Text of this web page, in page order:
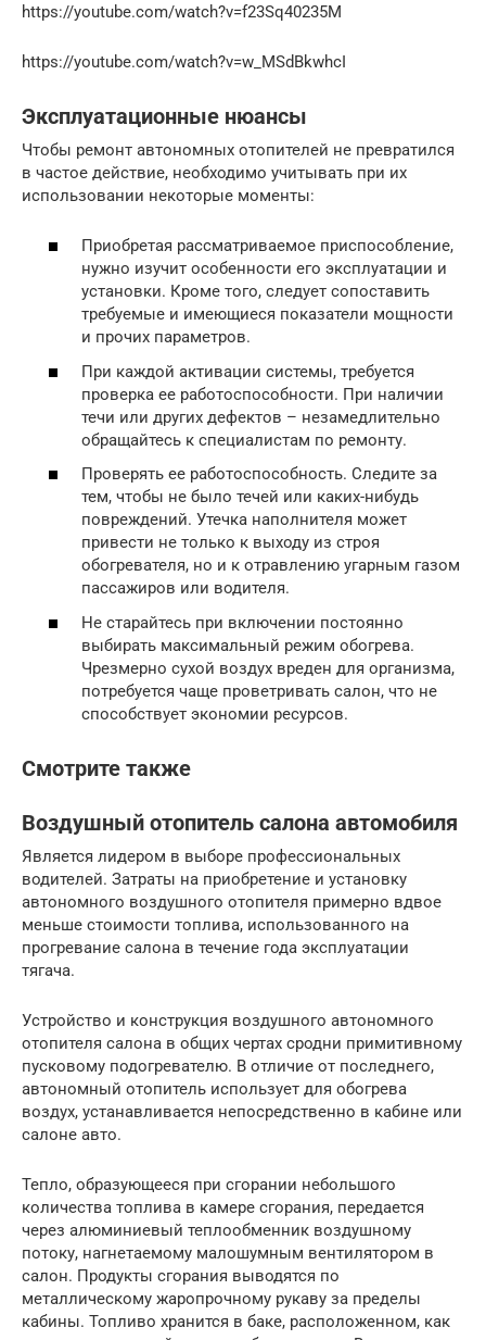
https://youtube.com/watch?v=f23Sq40235M
https://youtube.com/watch?v=w_MSdBkwhcI
Эксплуатационные нюансы
Чтобы ремонт автономных отопителей не превратился
в частое действие, необходимо учитывать при их
использовании некоторые моменты:
Приобретая рассматриваемое приспособление,
нужно изучит особенности его эксплуатации и
установки. Кроме того, следует сопоставить
требуемые и имеющиеся показатели мощности
и прочих параметров.
При каждой активации системы, требуется
проверка ее работоспособности. При наличии
течи или других дефектов – незамедлительно
обращайтесь к специалистам по ремонту.
Проверять ее работоспособность. Следите за
тем, чтобы не было течей или каких-нибудь
повреждений. Утечка наполнителя может
привести не только к выходу из строя
обогревателя, но и к отравлению угарным газом
пассажиров или водителя.
Не старайтесь при включении постоянно
выбирать максимальный режим обогрева.
Чрезмерно сухой воздух вреден для организма,
потребуется чаще проветривать салон, что не
способствует экономии ресурсов.
Смотрите также
Воздушный отопитель салона автомобиля
Является лидером в выборе профессиональных
водителей. Затраты на приобретение и установку
автономного воздушного отопителя примерно вдвое
меньше стоимости топлива, использованного на
прогревание салона в течение года эксплуатации
тягача.
Устройство и конструкция воздушного автономного
отопителя салона в общих чертах сродни примитивному
пусковому подогревателю. В отличие от последнего,
автономный отопитель использует для обогрева
воздух, устанавливается непосредственно в кабине или
салоне авто.
Тепло, образующееся при сгорании небольшого
количества топлива в камере сгорания, передается
через алюминиевый теплообменник воздушному
потоку, нагнетаемому малошумным вентилятором в
салон. Продукты сгорания выводятся по
металлическому жаропрочному рукаву за пределы
кабины. Топливо хранится в баке, расположенном, как